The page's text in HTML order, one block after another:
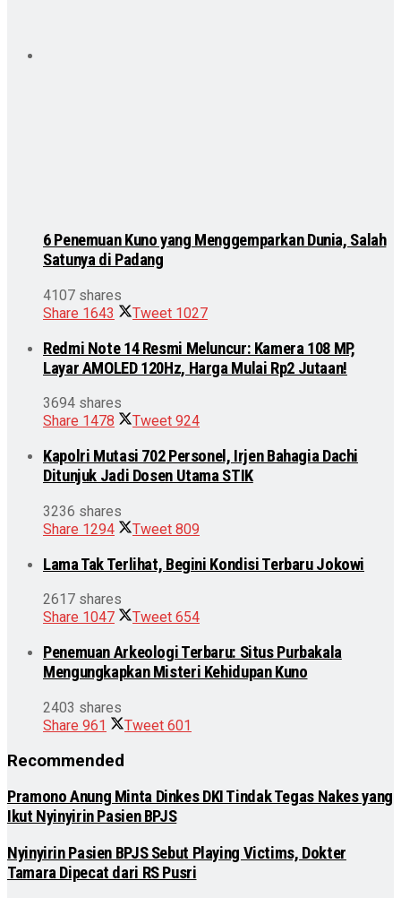
6 Penemuan Kuno yang Menggemparkan Dunia, Salah
Satunya di Padang
4107 shares
Share 1643 Tweet 1027
Redmi Note 14 Resmi Meluncur: Kamera 108 MP,
Layar AMOLED 120Hz, Harga Mulai Rp2 Jutaan!
3694 shares
Share 1478 Tweet 924
Kapolri Mutasi 702 Personel, Irjen Bahagia Dachi
Ditunjuk Jadi Dosen Utama STIK
3236 shares
Share 1294 Tweet 809
Lama Tak Terlihat, Begini Kondisi Terbaru Jokowi
2617 shares
Share 1047 Tweet 654
Penemuan Arkeologi Terbaru: Situs Purbakala
Mengungkapkan Misteri Kehidupan Kuno
2403 shares
Share 961 Tweet 601
Recommended
Pramono Anung Minta Dinkes DKI Tindak Tegas Nakes yang
Ikut Nyinyirin Pasien BPJS
Nyinyirin Pasien BPJS Sebut Playing Victims, Dokter
Tamara Dipecat dari RS Pusri